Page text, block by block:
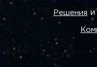
Решения и